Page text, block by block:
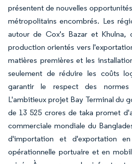
présentent de nouvelles
métropolitains encombrés. Les
autour de Cox's Bazar et Khulna,
production orientés vers
matières premières et les
seulement de réduire les coûts
garantir le respect des
L'ambitieux projet Bay Terminal du
de 13 525 crores de taka promet
commerciale mondiale du
d'importation et d'exportation
opérationnelle portuaire et en